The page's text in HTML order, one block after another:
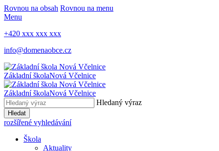
Rovnou na obsah Rovnou na menu
Menu
+420 xxx xxx xxx
info@domenaobce.cz
Základní školaNová Včelnice
Základní školaNová Včelnice
Hledaný výraz
Hledat
rozšířené vyhledávání
Škola
Aktuality